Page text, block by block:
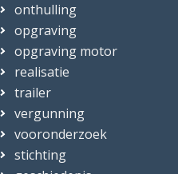
onthulling
opgraving
opgraving motor
realisatie
trailer
vergunning
vooronderzoek
stichting